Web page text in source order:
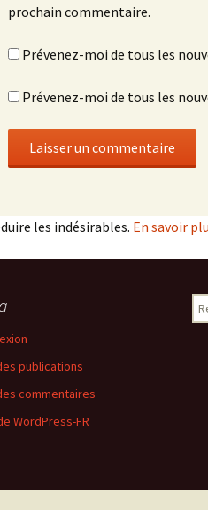
prochain commentaire.
Prévenez-moi de tous les
Prévenez-moi de tous les
les indésirables. En savoir
publications
commentaires
WordPress-FR